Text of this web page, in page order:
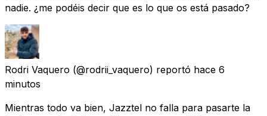
nadie. ¿me podéis decir que es lo que os está pasado?
Rodri Vaquero (@rodrii_vaquero) reportó hace 6
minutos
Mientras todo va bien, Jazztel no falla para pasarte la